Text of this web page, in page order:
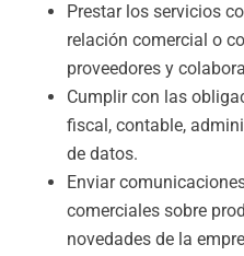
Prestar los servicios
relación comercial o
proveedores y
Cumplir con las
fiscal, contable,
de datos.
Enviar
comerciales sobre
novedades de la